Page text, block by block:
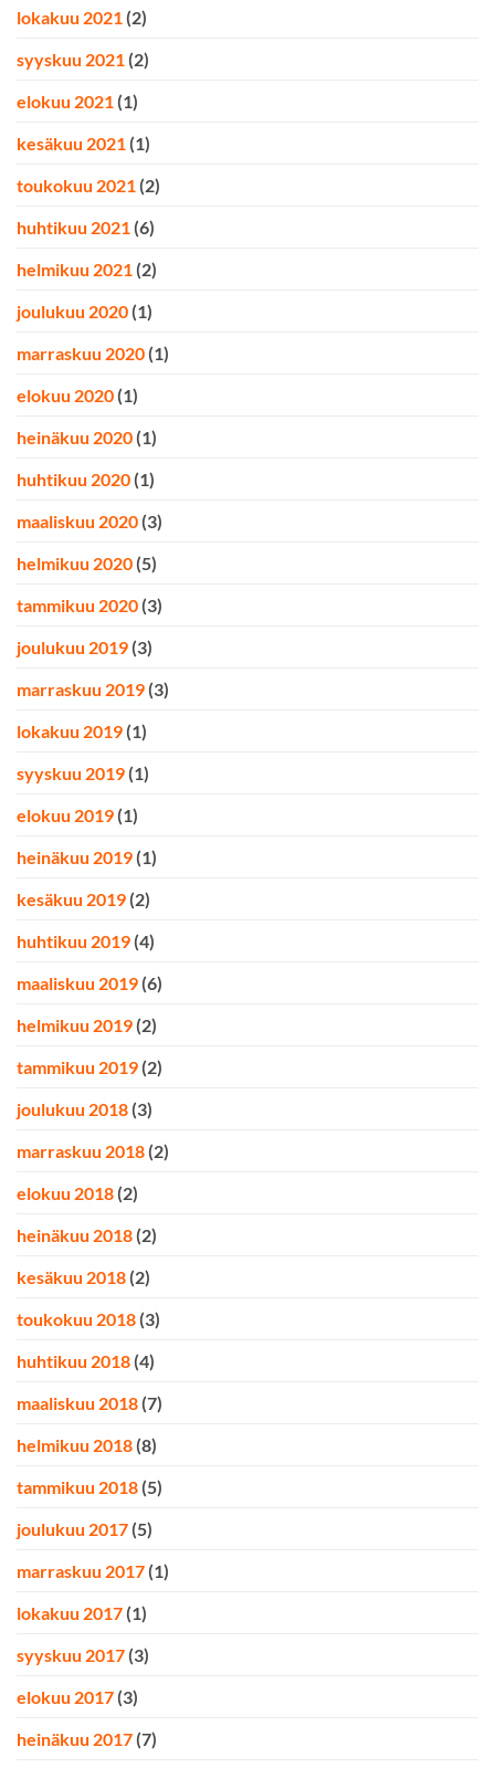
lokakuu 2021 (2)
syyskuu 2021 (2)
elokuu 2021 (1)
kesäkuu 2021 (1)
toukokuu 2021 (2)
huhtikuu 2021 (6)
helmikuu 2021 (2)
joulukuu 2020 (1)
marraskuu 2020 (1)
elokuu 2020 (1)
heinäkuu 2020 (1)
huhtikuu 2020 (1)
maaliskuu 2020 (3)
helmikuu 2020 (5)
tammikuu 2020 (3)
joulukuu 2019 (3)
marraskuu 2019 (3)
lokakuu 2019 (1)
syyskuu 2019 (1)
elokuu 2019 (1)
heinäkuu 2019 (1)
kesäkuu 2019 (2)
huhtikuu 2019 (4)
maaliskuu 2019 (6)
helmikuu 2019 (2)
tammikuu 2019 (2)
joulukuu 2018 (3)
marraskuu 2018 (2)
elokuu 2018 (2)
heinäkuu 2018 (2)
kesäkuu 2018 (2)
toukokuu 2018 (3)
huhtikuu 2018 (4)
maaliskuu 2018 (7)
helmikuu 2018 (8)
tammikuu 2018 (5)
joulukuu 2017 (5)
marraskuu 2017 (1)
lokakuu 2017 (1)
syyskuu 2017 (3)
elokuu 2017 (3)
heinäkuu 2017 (7)